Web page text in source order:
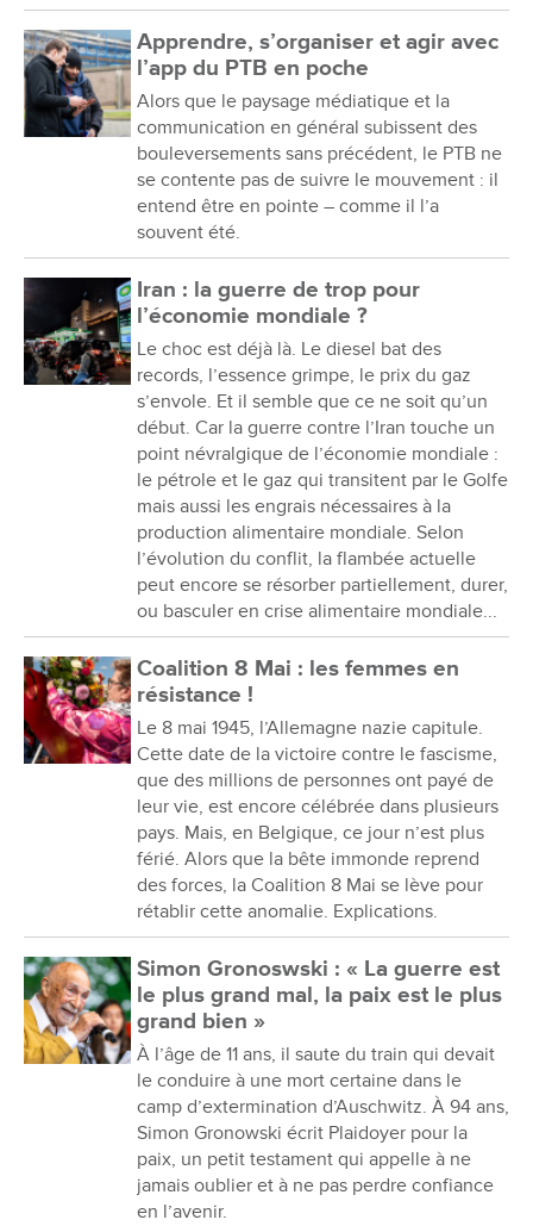
Apprendre, s’organiser et agir avec
l’app du PTB en poche
Alors que le paysage médiatique et la
communication en général subissent des
bouleversements sans précédent, le PTB ne
se contente pas de suivre le mouvement : il
entend être en pointe – comme il l’a
souvent été.
Iran : la guerre de trop pour
l’économie mondiale ?
Le choc est déjà là. Le diesel bat des
records, l’essence grimpe, le prix du gaz
s’envole. Et il semble que ce ne soit qu’un
début. Car la guerre contre l’Iran touche un
point névralgique de l’économie mondiale :
le pétrole et le gaz qui transitent par le Golfe
mais aussi les engrais nécessaires à la
production alimentaire mondiale. Selon
l’évolution du conflit, la flambée actuelle
peut encore se résorber partiellement, durer,
ou basculer en crise alimentaire mondiale...
Coalition 8 Mai : les femmes en
résistance !
Le 8 mai 1945, l’Allemagne nazie capitule.
Cette date de la victoire contre le fascisme,
que des millions de personnes ont payé de
leur vie, est encore célébrée dans plusieurs
pays. Mais, en Belgique, ce jour n’est plus
férié. Alors que la bête immonde reprend
des forces, la Coalition 8 Mai se lève pour
rétablir cette anomalie. Explications.
Simon Gronoswski : « La guerre est
le plus grand mal, la paix est le plus
grand bien »
À l’âge de 11 ans, il saute du train qui devait
le conduire à une mort certaine dans le
camp d’extermination d’Auschwitz. À 94 ans,
Simon Gronowski écrit Plaidoyer pour la
paix, un petit testament qui appelle à ne
jamais oublier et à ne pas perdre confiance
en l’avenir.